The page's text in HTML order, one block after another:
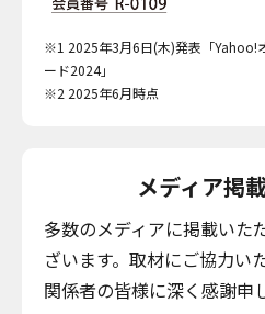
※1 2025年3月6日(木)発表「Yahoo!
ード2024」
※2 2025年6月時点
メディア掲
多数のメディアに掲載いた
ざいます。取材にご協力い
関係者の皆様に深く感謝申